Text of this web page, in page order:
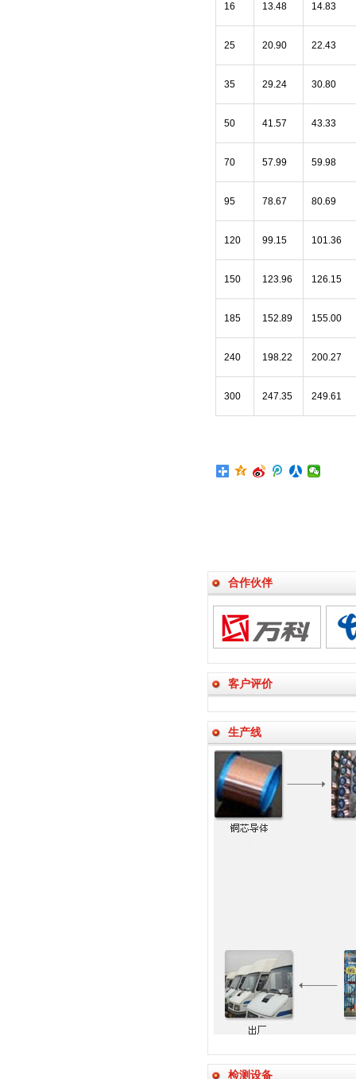
16 13.48 14.83
25 20.90 22.43
35 29.24 30.80
50 41.57 43.33
70 57.99 59.98
95 78.67 80.69
120 99.15 101.36
150 123.96 126.15
185 152.89 155.00
240 198.22 200.27
300 247.35 249.61
合作伙伴
客户评价
生产线
检测设备